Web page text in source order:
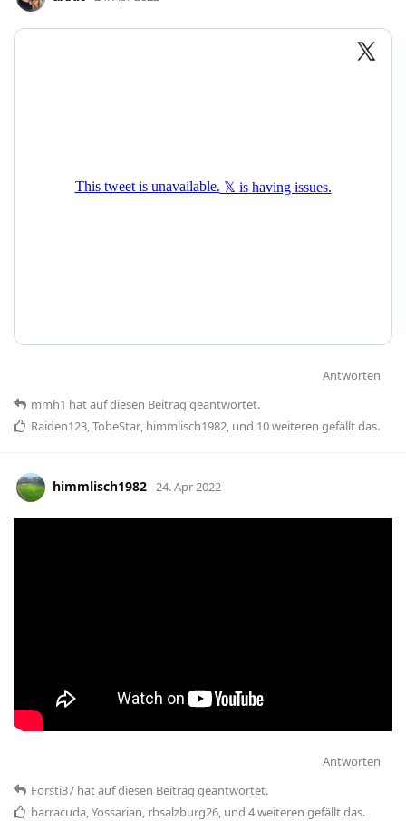
Antworten
mmh1 hatauf diesen Beitrag geantwortet.
Raiden123,TobeStar, himmlisch1982, und 10weiteren gefällt das.
himmlisch1982 24. Apr 2022
Antworten
Forsti37 hatauf diesen Beitrag geantwortet.
barracuda,Yossarian, rbsalzburg26, und 4weiteren gefällt das.